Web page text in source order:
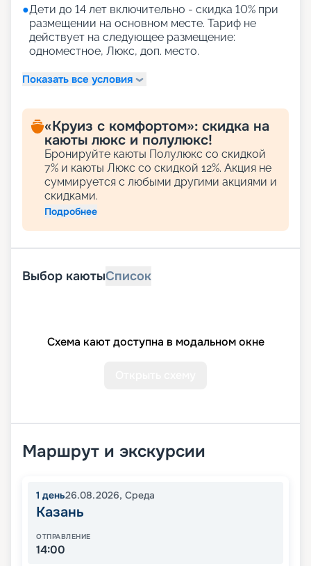
●Дети до 14 лет включительно - скидка 10% при
размещении на основном месте. Тариф не
действует на следующее размещение:
одноместное, Люкс, доп. место.
Показать все условия
«Круиз с комфортом»: скидка на
каюты люкс и полулюкс!
Бронируйте каюты Полулюкс со скидкой
7% и каюты Люкс со скидкой 12%. Акция не
суммируется с любыми другими акциями и
скидками.
Подробнее
Выбор каютыСписок
Схема кают доступна в модальном окне
Маршрут и экскурсии
1 день26.08.2026, Среда
Казань
ОТПРАВЛЕНИЕ
14:00